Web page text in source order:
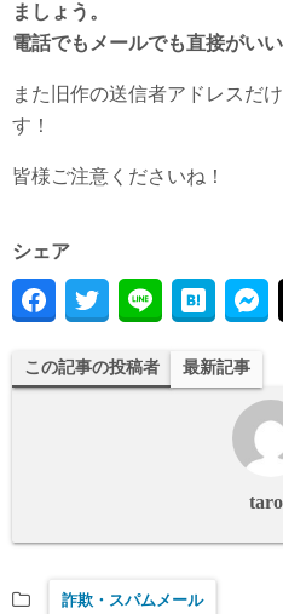
ましょう。
電話でもメールでも直接がい
また旧作の送信者アドレスだ
す！
皆様ご注意くださいね！
シェア
この記事の投稿者 最新記事
詐欺・スパムメール